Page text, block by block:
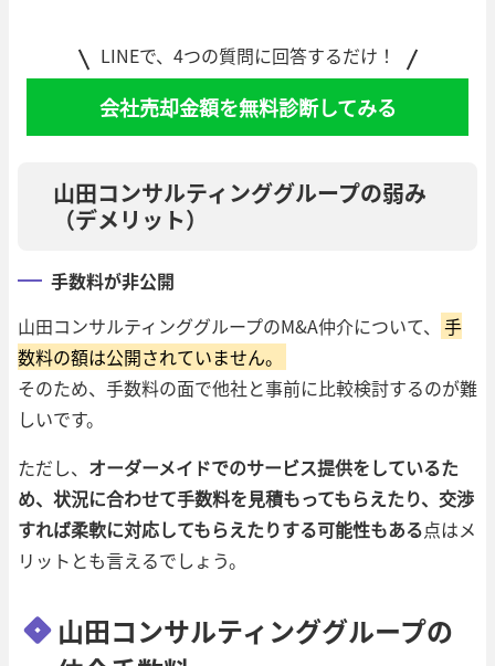
LINEで、4つの質問に回答するだけ！
会社売却金額を無料診断してみる
山田コンサルティンググループの弱み
（デメリット）
手数料が非公開
山田コンサルティンググループのM&A仲介について、 手
数料の額は公開されていません。
そのため、手数料の面で他社と事前に比較検討するのが難
しいです。
ただし、 オーダーメイドでのサービス提供をしているた
め、状況に合わせて手数料を見積もってもらえたり、交渉
すれば柔軟に対応してもらえたりする可能性もある点はメ
リットとも言えるでしょう。
山田コンサルティンググループの